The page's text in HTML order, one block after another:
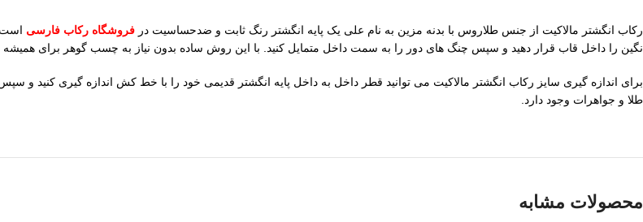
رکاب انگشتر مالاکیت از جنس طلاروس با بدنه مزین به نام علی یک پایه انگشتر رنگ ثابت و ضدحساسیت در فروشگاه رکاب فارسی
نگین را داخل قاب قرار دهید و سپس چنگ های دور را به سمت داخل متمایل کنید. با این روش ساده بدون نیاز به چسب گوهر برای
طلا و جواهرات وجود دارد.
محصولات مشابه